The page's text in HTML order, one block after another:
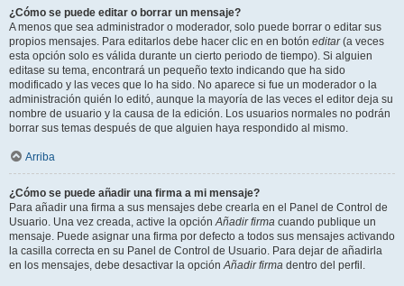
¿Cómo se puede editar o borrar un mensaje?
A menos que sea administrador o moderador, solo puede borrar o editar sus
propios mensajes. Para editarlos debe hacer clic en en botón editar(a veces
esta opción solo es válida durante un cierto periodo de tiempo). Si alguien
editase su tema, encontrará un pequeño texto indicando que ha sido
modificado y las veces que lo ha sido. No aparece si fue un moderador o la
administración quién lo editó, aunque la mayoría de las veces el editor deja su
nombre de usuario y la causa de la edición. Los usuarios normales no podrán
borrar sus temas después de que alguien haya respondido al mismo.
Arriba
¿Cómo se puede añadir una firma a mi mensaje?
Para añadir una firma a sus mensajes debe crearla en el Panel de Control de
Usuario. Una vez creada, active la opciónAñadir firma cuando publique un
mensaje. Puede asignar una firma por defecto a todos sus mensajes activando
la casilla correcta en su Panel de Control de Usuario. Para dejar de añadirla
en los mensajes, debe desactivar la opciónAñadir firma dentro del perfil.